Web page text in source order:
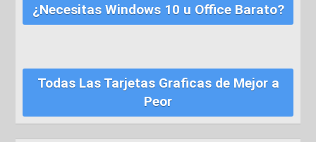
¿Necesitas Windows 10 u Office Barato?
Todas Las Tarjetas Graficas de Mejor a
Peor